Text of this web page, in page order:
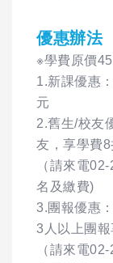
優惠辦法
※學費原價
1.新課優惠
元
2.舊生/校友
友，享學費
（請來電
名及繳費)
3.團報優惠
3人以上團
（請來電